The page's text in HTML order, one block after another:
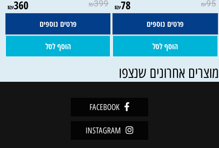
₪95
₪78
פרטים נוספים
הוסף לסל
₪399
₪360
פרטים נוספים
הוסף לסל
אחרונים שנצפו
FACEBOOK
INSTAGRAM